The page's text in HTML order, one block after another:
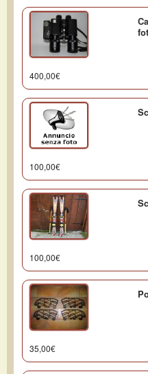
400,00€
100,00€
100,00€
35,00€